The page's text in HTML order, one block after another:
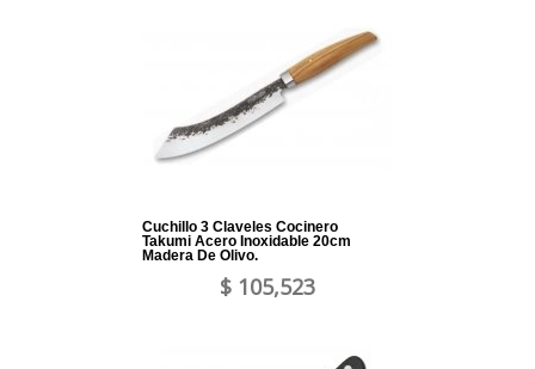
Cuchillo 3 Claveles Cocinero
Takumi Acero Inoxidable 20cm
Madera De Olivo.
$ 105,523